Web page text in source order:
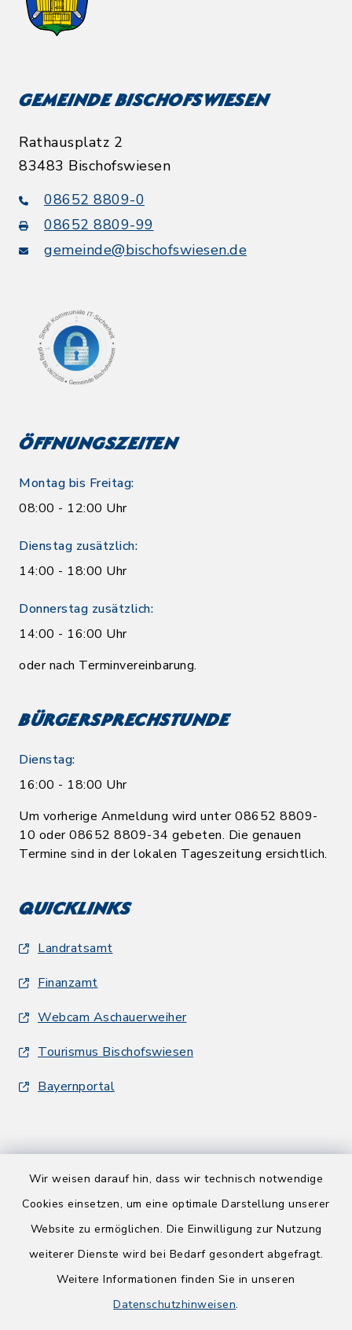
Wir weisen darauf hin, dass wir technisch notwendige
Cookies einsetzen, um eine optimale Darstellung unserer
Website zu ermöglichen. Die Einwilligung zur Nutzung
weiterer Dienste wird bei Bedarf gesondert abgefragt.
Weitere Informationen finden Sie in unseren
Datenschutzhinweisen.
Gemeinde Bischofswiesen
Rathausplatz 2
83483 Bischofswiesen
08652 8809-0
08652 8809-99
gemeinde@bischofswiesen.de
Öffnungszeiten
Montag bis Freitag:
08:00 - 12:00 Uhr
Dienstag zusätzlich:
14:00 - 18:00 Uhr
Donnerstag zusätzlich:
14:00 - 16:00 Uhr
oder nach Terminvereinbarung.
Bürgersprechstunde
Dienstag:
16:00 - 18:00 Uhr
Um vorherige Anmeldung wird unter 08652 8809-
10 oder 08652 8809-34 gebeten. Die genauen
Termine sind in der lokalen Tageszeitung ersichtlich.
Quicklinks
Landratsamt
Finanzamt
Webcam Aschauerweiher
Tourismus Bischofswiesen
Bayernportal
Kontakt
Datenschutz